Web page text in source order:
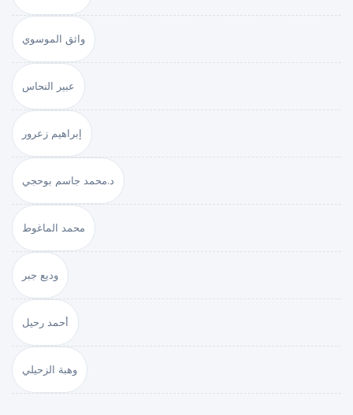
واثق الموسوي
عبير النحاس
إبراهيم زعرور
د.محمد جاسم بوحجي
محمد الماغوط
وديع جبر
أحمد رحيل
وهبة الزحيلي